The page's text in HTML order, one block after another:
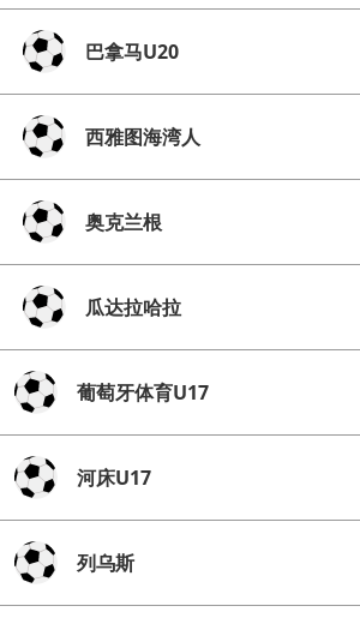
巴拿马U20
西雅图海湾人
奥克兰根
瓜达拉哈拉
葡萄牙体育U17
河床U17
列乌斯